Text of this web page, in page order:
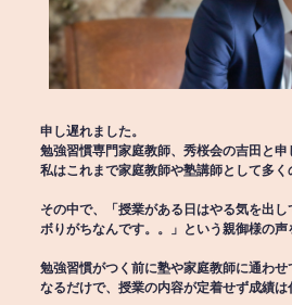
申し遅れました。
勉強習慣専門家庭教師、秀桜会の吉田と申
私はこれまで家庭教師や塾講師として多く
その中で、「授業がある日はやる気を出
ボりがちなんです。。」という親御様の声
勉強習慣がつく前に塾や家庭教師に通わ
なるだけで、授業の内容が定着せず成績は